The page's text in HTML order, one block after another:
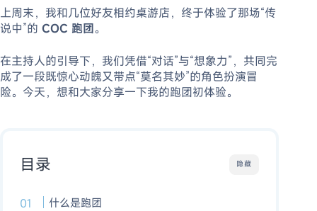
上周末，我和几位好友相约桌游店，终于体验了那场“传
说中”的 COC 跑团。
在主持人的引导下，我们凭借“对话”与“想象力”，共同完
成了一段既惊心动魄又带点“莫名其妙”的角色扮演冒
险。今天，想和大家分享一下我的跑团初体验。
隐藏
目录
什么是跑团